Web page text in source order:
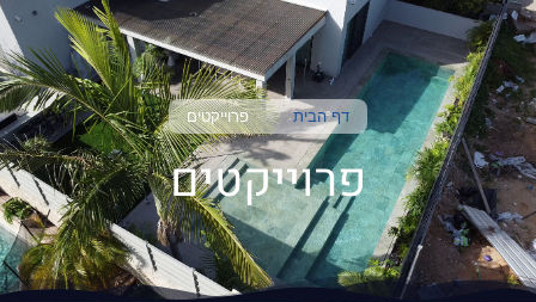
דף הבית > פרוייקטים
פרוייקטים